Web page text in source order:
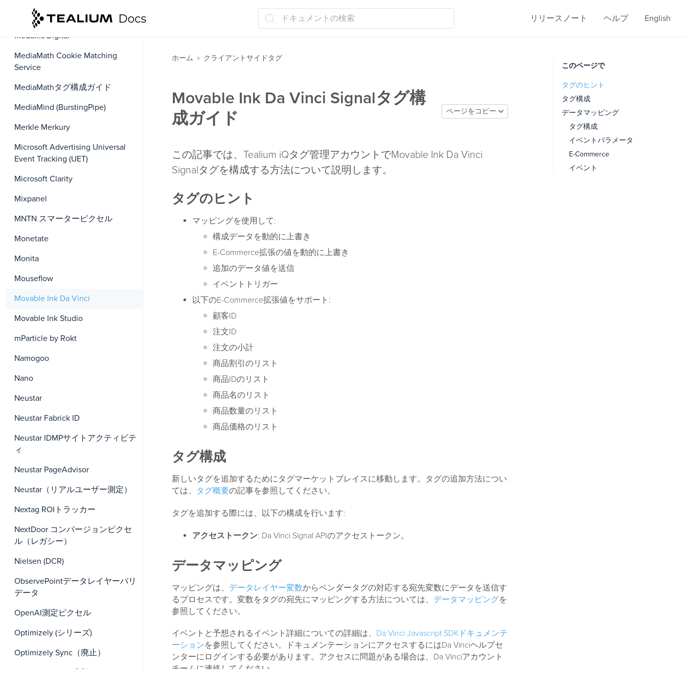
ドキュメントの検索 リリースノート ヘルプ English
Maxymiser (Async)
Medallia Digital
MediaMath Cookie Matching
Service
MediaMathタグ構成ガイド
MediaMind (BurstingPipe)
Merkle Merkury
Microsoft Advertising Universal
Event Tracking (UET)
Microsoft Clarity
Mixpanel
MNTN スマーターピクセル
Monetate
Monita
Mouseflow
Movable Ink Da Vinci
Movable Ink Studio
mParticle by Rokt
Namogoo
Nano
Neustar
Neustar Fabrick ID
Neustar IDMPサイトアクティビテ
ィ
Neustar PageAdvisor
Neustar（リアルユーザー測定）
Nextag ROIトラッカー
NextDoor コンバージョンピクセ
ル（レガシー）
Nielsen (DCR)
ObservePointデータレイヤーバリ
データ
OpenAI測定ピクセル
Optimizely (シリーズ)
Optimizely Sync（廃止）
ホーム > クライアントサイドタグ
Movable Ink Da Vinci Signalタグ構
成ガイド
ページをコピー
この記事では、Tealium iQタグ管理アカウントでMovable Ink Da Vinci
Signalタグを構成する方法について説明します。
タグのヒント
マッピングを使用して:
構成データを動的に上書き
E-Commerce拡張の値を動的に上書き
追加のデータ値を送信
イベントトリガー
以下のE-Commerce拡張値をサポート:
顧客ID
注文ID
注文の小計
商品割引のリスト
商品IDのリスト
商品名のリスト
商品数量のリスト
商品価格のリスト
タグ構成
新しいタグを追加するためにタグマーケットプレイスに移動します。タグの追加方法につい
ては、 タグ概要の記事を参照してください。
タグを追加する際には、以下の構成を行います:
アクセストークン: Da Vinci Signal APIのアクセストークン。
データマッピング
マッピングは、 データレイヤー変数からベンダータグの対応する宛先変数にデータを送信す
るプロセスです。変数をタグの宛先にマッピングする方法については、 データマッピングを
参照してください。
イベントと予想されるイベント詳細についての詳細は、 Da Vinci Javascript SDKドキュメンテ
ーションを参照してください。ドキュメンテーションにアクセスするにはDa Vinciヘルプセ
ンターにログインする必要があります。アクセスに問題がある場合は、Da Vinciアカウント
チームに連絡してください。
このページで
タグのヒント
タグ構成
データマッピング
タグ構成
イベントパラメータ
E-Commerce
イベント